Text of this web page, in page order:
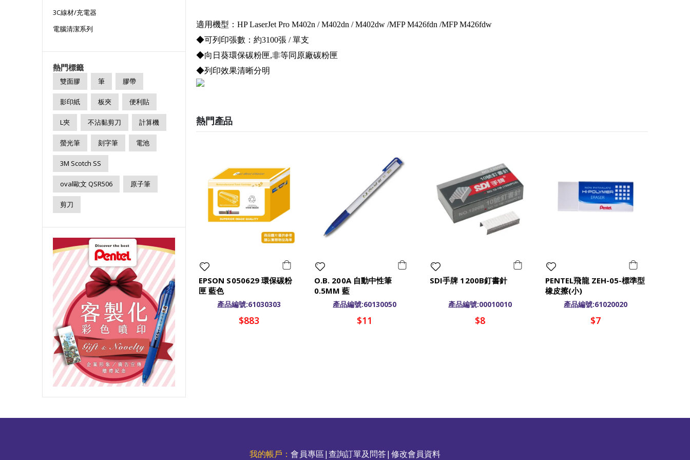
3C線材/充電器
電腦清潔系列
熱門標籤
雙面膠 筆 膠帶
影印紙 板夾 便利貼
L夾 不沾黏剪刀 計算機
螢光筆 刻字筆 電池
3M Scotch SS
oval歐文 QSR506 原子筆
剪刀
適用機型：HP LaserJet Pro M402n / M402dn / M402dw /MFP M426fdn /MFP M426fdw
◆可列印張數：約3100張 / 單支
◆向日葵環保碳粉匣,非等同原廠碳粉匣
◆列印效果清晰分明
熱門產品
EPSON S050629 環保碳粉
匣 藍色
產品編號:61030303
$883
O.B. 200A 自動中性筆
0.5MM 藍
產品編號:60130050
$11
SDI手牌 1200B釘書針
產品編號:00010010
$8
PENTEL飛龍 ZEH-05-標準型
橡皮擦(小)
產品編號:61020020
$7
我的帳戶：會員專區|查詢訂單及問答| 修改會員資料